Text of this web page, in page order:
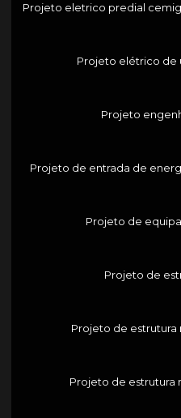
Projeto eletrico predial cemig
Projeto elétrico de
Projeto
Projeto de entrada de
Projeto de
Projeto de
Projeto de estrutura
Projeto de estrutura